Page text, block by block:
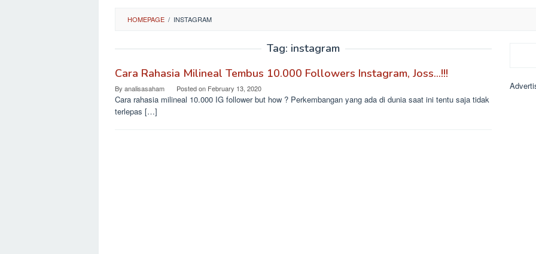
HOMEPAGE / INSTAGRAM
Tag: instagram
Cara Rahasia Milineal Tembus 10.000 Followers Instagram, Joss…!!!
By analisasaham Posted on February 13, 2020
Cara rahasia milineal 10.000 IG follower but how ? Perkembangan yang ada di dunia saat ini tentu saja tidak
terlepas […]